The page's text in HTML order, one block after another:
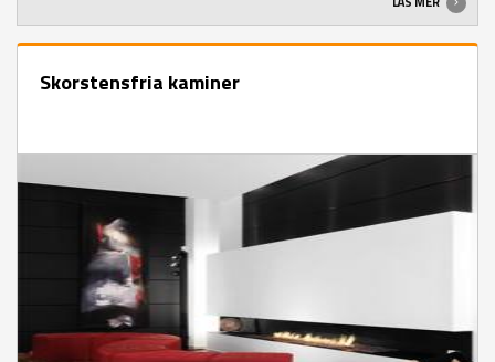
Skorstensfria kaminer